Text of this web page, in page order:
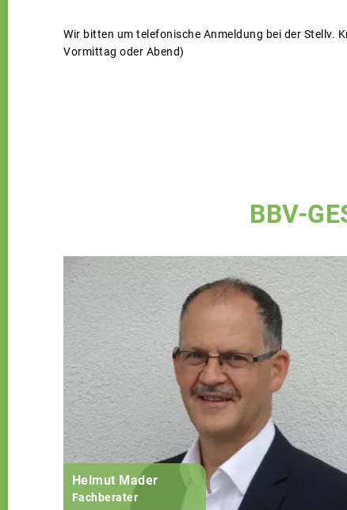
Wir bitten um telefonische Anmeldung bei der Stellv.
Vormittag oder Abend)
BBV-
Helmut Mader
Fachberater